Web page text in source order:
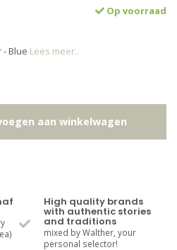
Op voorraad
- Blue Lees meer..
aan winkelwagen
High quality brands
with authentic stories
and traditions
mixed by Walther, your
personal selector!